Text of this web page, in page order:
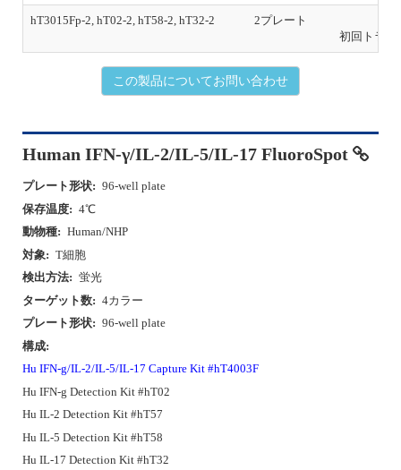
hT3015Fp-2, hT02-2, hT58-2, hT32-2 2プレート
初回トライ
この製品についてお問い合わせ
Human IFN-γ/IL-2/IL-5/IL-17 FluoroSpot
プレート形状: 96-well plate
保存温度: 4℃
動物種: Human/NHP
対象: T細胞
検出方法: 蛍光
ターゲット数: 4カラー
プレート形状: 96-well plate
構成:
Hu IFN-g/IL-2/IL-5/IL-17 Capture Kit #hT4003F
Hu IFN-g Detection Kit #hT02
Hu IL-2 Detection Kit #hT57
Hu IL-5 Detection Kit #hT58
Hu IL-17 Detection Kit #hT32